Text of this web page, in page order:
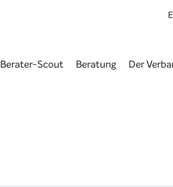
Berater-Scout Beratung Der